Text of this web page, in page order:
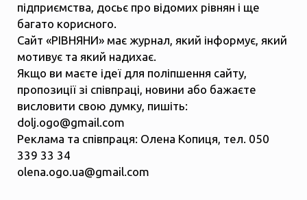
підприємства, досьє про відомих рівнян і ще
багато корисного.
Сайт «РІВНЯНИ» має журнал, який інформує, який
мотивує та який надихає.
Якщо ви маєте ідеї для поліпшення сайту,
пропозиції зі співпраці, новини або бажаєте
висловити свою думку, пишіть:
dolj.ogo@gmail.com
Реклама та співпраця: Олена Копиця, тел. 050
339 33 34
olena.ogo.ua@gmail.com